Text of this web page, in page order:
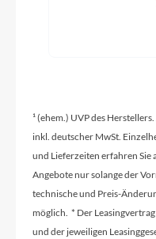
Ergon
Shimano Deore
¹ (ehem.) UVP des
inkl. deutscher MwSt.
und Lieferzeiten erfahren Sie
Angebote nur solange der
technische und Preis-
möglich. * Der
und der jeweiligen